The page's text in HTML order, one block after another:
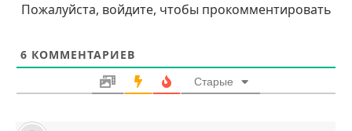
Пожалуйста, войдите, чтобы прокомментировать
6 КОММЕНТАРИЕВ
Старые